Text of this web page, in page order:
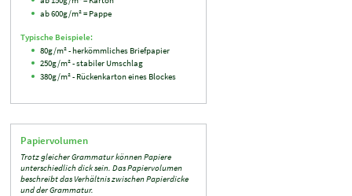
ab 600g/m² = Pappe
Typische Beispiele:
80g/m² - herkömmliches Briefpapier
250g/m² - stabiler Umschlag
380g/m² - Rückenkarton eines Blockes
Papiervolumen
Trotz gleicher Grammatur können Papiere
unterschiedlich dick sein. Das Papiervolumen
beschreibt das Verhältnis zwischen Papierdicke
und der Grammatur.